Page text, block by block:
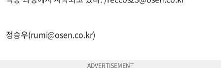
정승우(rumi@osen.co.kr)